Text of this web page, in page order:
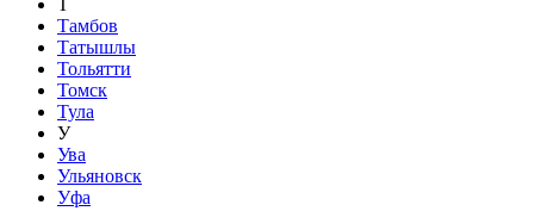
Т
Тамбов
Татышлы
Тольятти
Томск
Тула
У
Ува
Ульяновск
Уфа